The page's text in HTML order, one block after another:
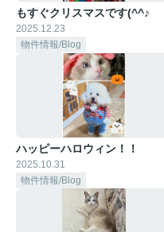
もすぐクリスマスです(^^♪
2025.12.23
物件情報/Blog
ハッピーハロウィン！！
2025.10.31
物件情報/Blog